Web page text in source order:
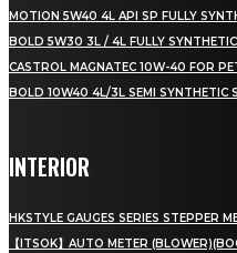
MOTION 5W40 4L API SP FULLY
BOLD 5W30 3L / 4L FULLY
CASTROL MAGNATEC 10W-40 FOR
BOLD 10W40 4L/3L SEMI SYNTHETIC
INTERIOR
HKSTYLE GAUGES SERIES STEPPER
【ITSOK】AUTO METER